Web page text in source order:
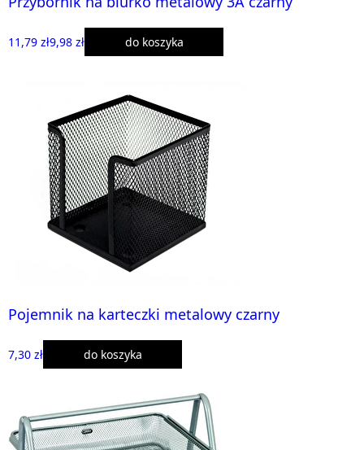
11,79 zł9,98 zł do koszyka
Pojemnik na karteczki metalowy czarny
7,30 zł do koszyka